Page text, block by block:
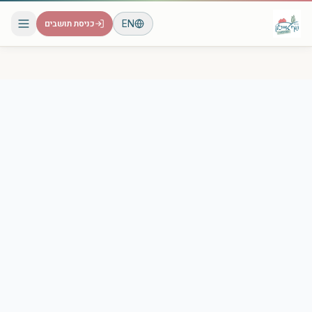
EN כניסת תושבים